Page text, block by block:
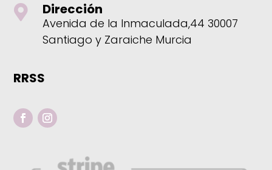
 Dirección
Avenida de la Inmaculada,44 30007
Santiago y Zaraiche Murcia
RRSS